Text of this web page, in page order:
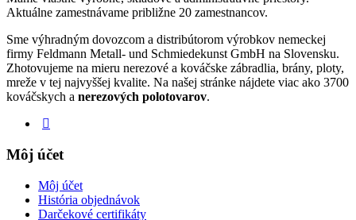
Aktuálne zamestnávame približne 20 zamestnancov.
Sme výhradným dovozcom a distribútorom výrobkov nemeckej
firmy Feldmann Metall- und Schmiedekunst GmbH na Slovensku.
Zhotovujeme na mieru nerezové a kováčske zábradlia, brány, ploty,
mreže v tej najvyššej kvalite. Na našej stránke nájdete viac ako 3700
kováčskych a nerezových polotovarov.
Môj účet
Môj účet
História objednávok
Darčekové certifikáty